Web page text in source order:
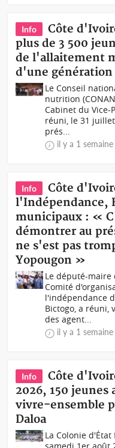
Info
Côte
plus de 3 500
de l'allaitement
d'une
Le Conseil
nutrition
Cabinet du Vice-
réuni, le 31
prés...
il y a 1 semaine
Info
Côte
l'Indépendance,
municipaux : «
démontrer au
ne s'est pas
Yopougon »
Le député-maire
Comité
l'indépendance
Bictogo, a réuni,
des agent...
il y a 1 semaine
Info
Côte
2026, 150 jeunes
vivre-ensemble
Daloa
La Colonie